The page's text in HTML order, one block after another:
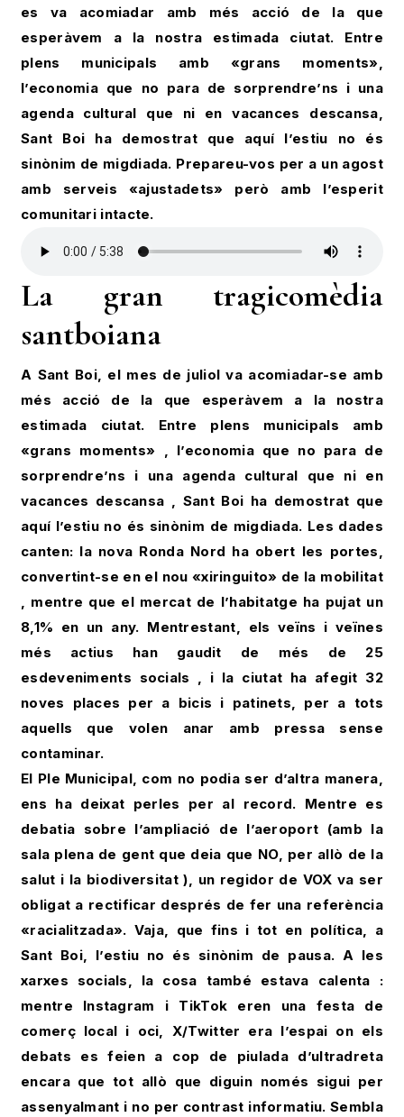
es va acomiadar amb més acció de la que
esperàvem a la nostra estimada ciutat. Entre
plens municipals amb «grans moments»,
l’economia que no para de sorprendre’ns i una
agenda cultural que ni en vacances descansa,
Sant Boi ha demostrat que aquí l’estiu no és
sinònim de migdiada. Prepareu-vos per a un agost
amb serveis «ajustadets» però amb l’esperit
comunitari intacte.
La gran tragicomèdia
santboiana
A Sant Boi, el mes de juliol va acomiadar-se amb
més acció de la que esperàvem a la nostra
estimada ciutat. Entre plens municipals amb
«grans moments» , l’economia que no para de
sorprendre’ns i una agenda cultural que ni en
vacances descansa , Sant Boi ha demostrat que
aquí l’estiu no és sinònim de migdiada. Les dades
canten: la nova Ronda Nord ha obert les portes,
convertint-se en el nou «xiringuito» de la mobilitat
, mentre que el mercat de l’habitatge ha pujat un
8,1% en un any. Mentrestant, els veïns i veïnes
més actius han gaudit de més de 25
esdeveniments socials , i la ciutat ha afegit 32
noves places per a bicis i patinets, per a tots
aquells que volen anar amb pressa sense
contaminar.
El Ple Municipal, com no podia ser d’altra manera,
ens ha deixat perles per al record. Mentre es
debatia sobre l’ampliació de l’aeroport (amb la
sala plena de gent que deia que NO, per allò de la
salut i la biodiversitat ), un regidor de VOX va ser
obligat a rectificar després de fer una referència
«racialitzada». Vaja, que fins i tot en política, a
Sant Boi, l’estiu no és sinònim de pausa. A les
xarxes socials, la cosa també estava calenta :
mentre Instagram i TikTok eren una festa de
comerç local i oci, X/Twitter era l’espai on els
debats es feien a cop de piulada d’ultradreta
encara que tot allò que diguin només sigui per
assenyalmant i no per contrast informatiu. Sembla